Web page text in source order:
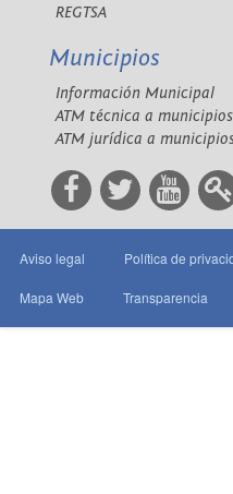
REGTSA
Municipios
Información Municipal
ATM técnica a municipios
ATM jurídica a
Aviso legal Política de
Mapa Web Transparencia